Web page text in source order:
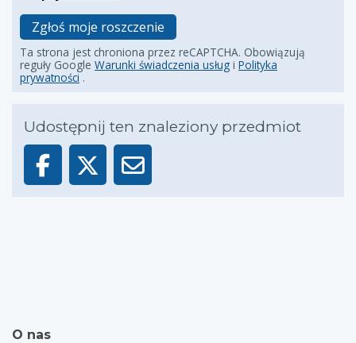
Zgłoś moje roszczenie
Ta strona jest chroniona przez reCAPTCHA. Obowiązują
reguły Google Warunki świadczenia usług i Polityka
prywatności.
Udostępnij ten znaleziony przedmiot
O nas